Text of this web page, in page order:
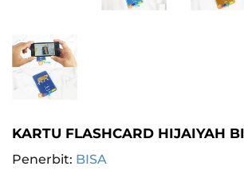
KARTU FLASHCARD HIJAIYAH
Penerbit: BISA